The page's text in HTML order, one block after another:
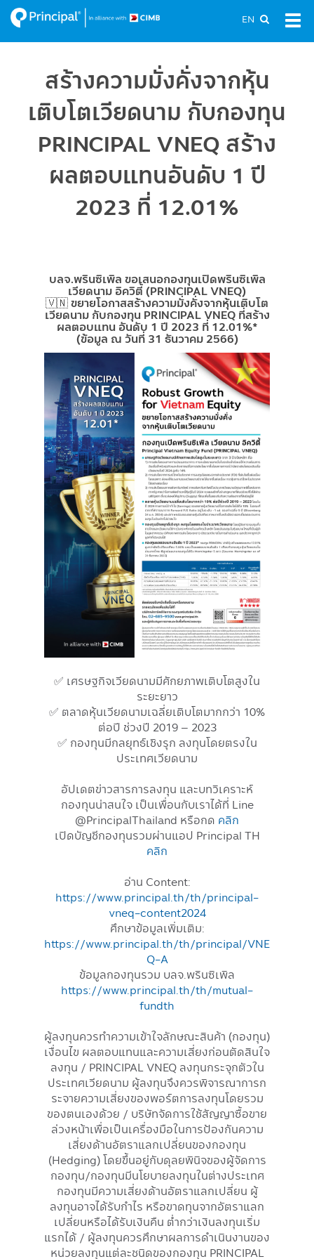
Skip
to
main
EN
สร้างความมั่งคั่งจากหุ้น
เติบโตเวียดนาม กับกองทุน
PRINCIPAL VNEQ สร้าง
ผลตอบแทนอันดับ 1 ปี
2023 ที่ 12.01%
บลจ.พรินซิเพิล ขอเสนอกองทุนเปิดพรินซิเพิล
เวียดนาม อิควิตี้ (PRINCIPAL VNEQ)
🇻🇳 ขยายโอกาสสร้างความมั่งคั่งจากหุ้นเติบโต
เวียดนาม กับกองทุน PRINCIPAL VNEQ ที่สร้าง
ผลตอบแทน อันดับ 1 ปี 2023 ที่ 12.01%*
(ข้อมูล ณ วันที่ 31 ธันวาคม 2566)
✅ เศรษฐกิจเวียดนามมีศักยภาพเติบโตสูงใน
ระยะยาว
✅ ตลาดหุ้นเวียดนามเฉลี่ยเติบโตมากกว่า 10%
ต่อปี ช่วงปี 2019 – 2023
✅ กองทุนมีกลยุทธ์เชิงรุก ลงทุนโดยตรงใน
ประเทศเวียดนาม
อัปเดตข่าวสารการลงทุน และบทวิเคราะห์
กองทุนน่าสนใจ เป็นเพื่อนกับเราได้ที่ Line
@PrincipalThailand หรือกด คลิก
เปิดบัญชีกองทุนรวมผ่านแอป Principal TH
คลิก
อ่าน Content:
https://www.principal.th/th/principal-
vneq-content2024
ศึกษาข้อมูลเพิ่มเติม:
https://www.principal.th/th/principal/VNE
Q-A
ข้อมูลกองทุนรวม บลจ.พรินซิเพิล
https://www.principal.th/th/mutual-
fundth
ผู้ลงทุนควรทำความเข้าใจลักษณะสินค้า (กองทุน)
เงื่อนไข ผลตอบแทนและความเสี่ยงก่อนตัดสินใจ
ลงทุน / PRINCIPAL VNEQ ลงทุนกระจุกตัวใน
ประเทศเวียดนาม ผู้ลงทุนจึงควรพิจารณาการก
ระจายความเสี่ยงของพอร์ตการลงทุนโดยรวม
ของตนเองด้วย / บริษัทจัดการใช้สัญญาซื้อขาย
ล่วงหน้าเพื่อเป็นเครื่องมือในการป้องกันความ
เสี่ยงด้านอัตราแลกเปลี่ยนของกองทุน
(Hedging) โดยขึ้นอยู่กับดุลยพินิจของผู้จัดการ
กองทุน/กองทุนมีนโยบายลงทุนในต่างประเทศ
กองทุนมีความเสี่ยงด้านอัตราแลกเปลี่ยน ผู้
ลงทุนอาจได้รับกำไร หรือขาดทุนจากอัตราแลก
เปลี่ยนหรือได้รับเงินคืน ต่ำกว่าเงินลงทุนเริ่ม
แรกได้ / ผู้ลงทุนควรศึกษาผลการดำเนินงานของ
หน่วยลงทุนแต่ละชนิดของกองทุน PRINCIPAL